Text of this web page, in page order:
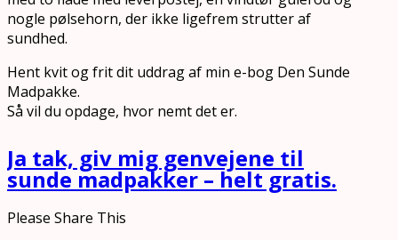
nogle pølsehorn, der ikke ligefrem strutter af
sundhed.
Hent kvit og frit dit uddrag af min e-bog Den Sunde
Madpakke.
Så vil du opdage, hvor nemt det er.
Ja tak, giv mig genvejene til
sunde madpakker – helt gratis.
Please Share This